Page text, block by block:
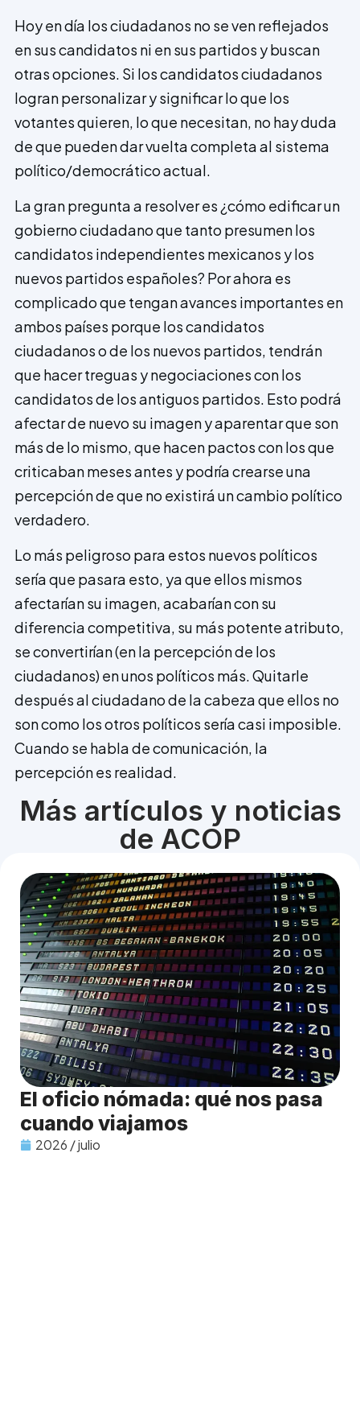
Hoy en día los ciudadanos no se ven reflejados
en sus candidatos ni en sus partidos y buscan
otras opciones. Si los candidatos ciudadanos
logran personalizar y significar lo que los
votantes quieren, lo que necesitan, no hay duda
de que pueden dar vuelta completa al sistema
político/democrático actual.
La gran pregunta a resolver es ¿cómo edificar un
gobierno ciudadano que tanto presumen los
candidatos independientes mexicanos y los
nuevos partidos españoles? Por ahora es
complicado que tengan avances importantes en
ambos países porque los candidatos
ciudadanos o de los nuevos partidos, tendrán
que hacer treguas y negociaciones con los
candidatos de los antiguos partidos. Esto podrá
afectar de nuevo su imagen y aparentar que son
más de lo mismo, que hacen pactos con los que
criticaban meses antes y po­dría crearse una
percepción de que no exis­tirá un cambio político
verdadero.
Lo más peligroso para estos nuevos políticos
sería que pasara esto, ya que ellos mismos
afectarían su imagen, acabarían con su
diferencia competitiva, su más potente atributo,
se convertirían (en la percepción de los
ciudadanos) en unos políticos más. Quitarle
después al ciudadano de la cabeza que ellos no
son como los otros políticos sería casi imposible.
Cuando se habla de comunicación, la
percepción es realidad.
Más artículos y noticias
de ACOP
El oficio nómada: qué nos pasa
cuando viajamos
2026 / julio